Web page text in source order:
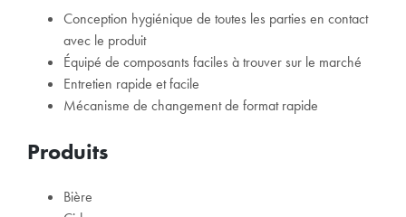
Conception hygiénique de toutes les parties en contact
avec le produit
Équipé de composants faciles à trouver sur le marché
Entretien rapide et facile
Mécanisme de changement de format rapide
Produits
Bière